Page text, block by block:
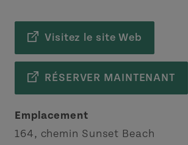
Visitez le site Web
RÉSERVER MAINTENANT
Emplacement
164, chemin Sunset Beach